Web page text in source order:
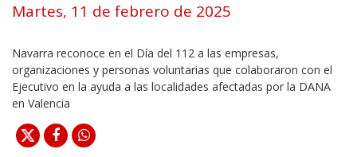
Martes, 11 de febrero de 2025
Navarra reconoce en el Día del 112 a las empresas,
organizaciones y personas voluntarias que colaboraron con el
Ejecutivo en la ayuda a las localidades afectadas por la DANA
en Valencia